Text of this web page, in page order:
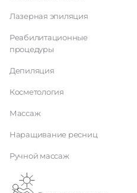
Лазерная эпиляция
Реабилитационные
процедуры
Депиляция
Косметология
Массаж
Наращивание ресниц
Ручной массаж